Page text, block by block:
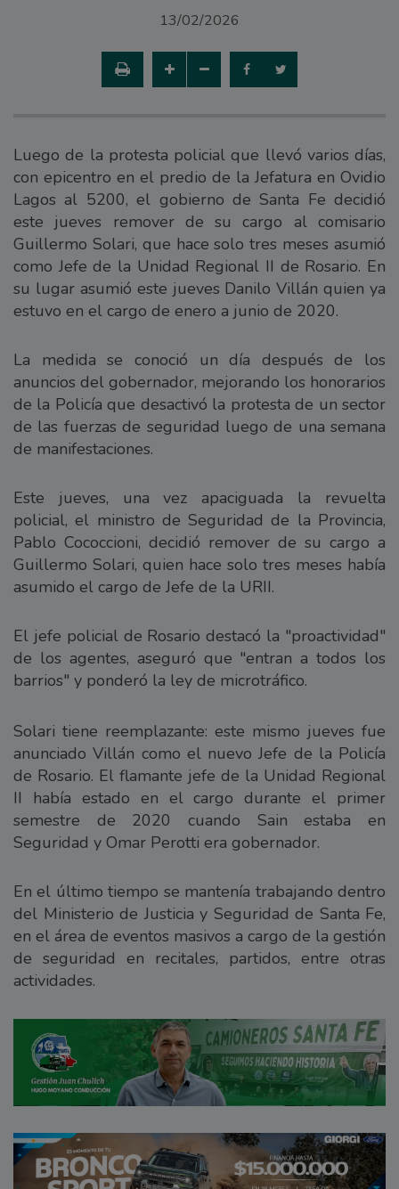
13/02/2026
Luego de la protesta policial que llevó varios días,
con epicentro en el predio de la Jefatura en Ovidio
Lagos al 5200, el gobierno de Santa Fe decidió
este jueves remover de su cargo al comisario
Guillermo Solari, que hace solo tres meses asumió
como Jefe de la Unidad Regional II de Rosario. En
su lugar asumió este jueves Danilo Villán quien ya
estuvo en el cargo de enero a junio de 2020.
La medida se conoció un día después de los
anuncios del gobernador, mejorando los honorarios
de la Policía que desactivó la protesta de un sector
de las fuerzas de seguridad luego de una semana
de manifestaciones.
Este jueves, una vez apaciguada la revuelta
policial, el ministro de Seguridad de la Provincia,
Pablo Cococcioni, decidió remover de su cargo a
Guillermo Solari, quien hace solo tres meses había
asumido el cargo de Jefe de la URII.
El jefe policial de Rosario destacó la "proactividad"
de los agentes, aseguró que "entran a todos los
barrios" y ponderó la ley de microtráfico.
Solari tiene reemplazante: este mismo jueves fue
anunciado Villán como el nuevo Jefe de la Policía
de Rosario. El flamante jefe de la Unidad Regional
II había estado en el cargo durante el primer
semestre de 2020 cuando Sain estaba en
Seguridad y Omar Perotti era gobernador.
En el último tiempo se mantenía trabajando dentro
del Ministerio de Justicia y Seguridad de Santa Fe,
en el área de eventos masivos a cargo de la gestión
de seguridad en recitales, partidos, entre otras
actividades.